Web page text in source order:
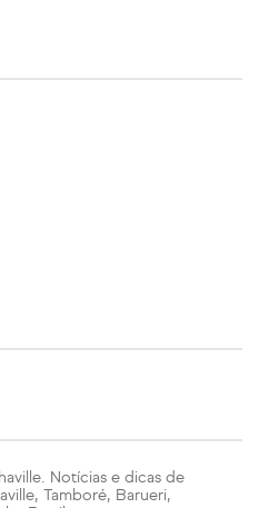
Notícias e dicas de
Tamboré, Barueri,